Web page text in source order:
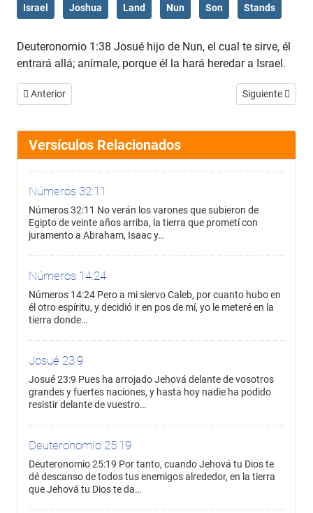
Israel Joshua Land Nun Son Stands
Deuteronomio 1:38 Josué hijo de Nun, el cual te sirve, él
entrará allá; anímale, porque él la hará heredar a Israel.
Artículo anterior: Deuteronomio 1:37
Anterior Artículo
Siguiente
Versículos Relacionados
Números 32:11
Números 32:11 No verán los varones que subieron de
Egipto de veinte años arriba, la tierra que prometí con
juramento a Abraham, Isaac y…
Números 14:24
Números 14:24 Pero a mi siervo Caleb, por cuanto hubo en
él otro espíritu, y decidió ir en pos de mí, yo le meteré en la
tierra donde…
Josué 23:9
Josué 23:9 Pues ha arrojado Jehová delante de vosotros
grandes y fuertes naciones, y hasta hoy nadie ha podido
resistir delante de vuestro…
Deuteronomio 25:19
Deuteronomio 25:19 Por tanto, cuando Jehová tu Dios te
dé descanso de todos tus enemigos alrededor, en la tierra
que Jehová tu Dios te da…